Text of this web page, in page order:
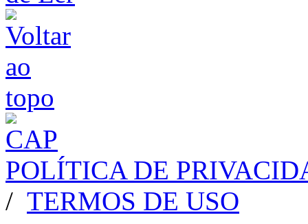
POLÍTICA DE
/ TERMOS DE USO